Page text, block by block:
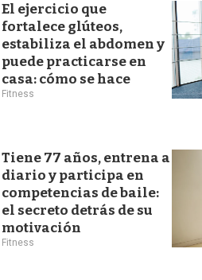
El ejercicio que
fortalece glúteos,
estabiliza el abdomen y
puede practicarse en
casa: cómo se hace
Fitness
Tiene 77 años, entrena a
diario y participa en
competencias de baile:
el secreto detrás de su
motivación
Fitness